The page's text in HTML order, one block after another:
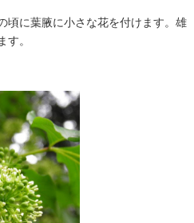
頃に葉腋に小さな花を付けます。雄
す。